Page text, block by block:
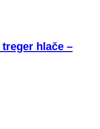
treger hlače –